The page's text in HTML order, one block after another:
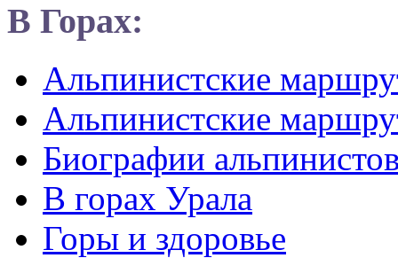
В Горах:
Альпинистские
Альпинистские
Биографии
В горах Урала
Горы и здоровье